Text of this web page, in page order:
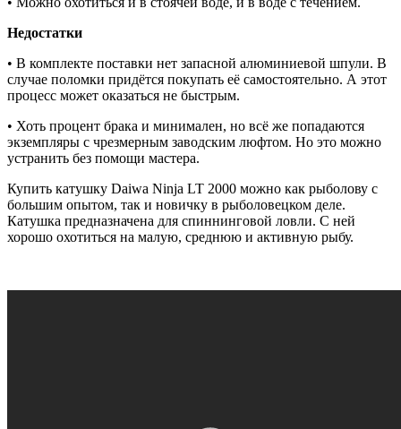
Недостатки
• В комплекте поставки нет запасной алюминиевой шпули. В
случае поломки придётся покупать её самостоятельно. А этот
процесс может оказаться не быстрым.
• Хоть процент брака и минимален, но всё же попадаются
экземпляры с чрезмерным заводским люфтом. Но это можно
устранить без помощи мастера.
Купить катушку Daiwa Ninja LT 2000 можно как рыболову с
большим опытом, так и новичку в рыболовецком деле.
Катушка предназначена для спиннинговой ловли. С ней
хорошо охотиться на малую, среднюю и активную рыбу.